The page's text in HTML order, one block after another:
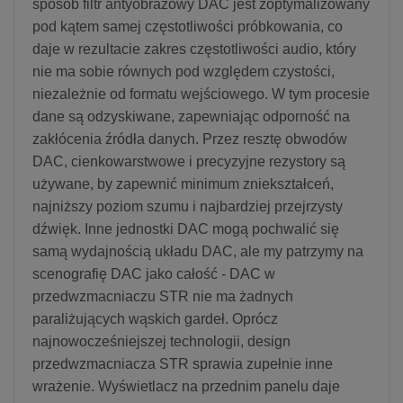
sposób filtr antyobrazowy DAC jest zoptymalizowany
pod kątem samej częstotliwości próbkowania, co
daje w rezultacie zakres częstotliwości audio, który
nie ma sobie równych pod względem czystości,
niezależnie od formatu wejściowego. W tym procesie
dane są odzyskiwane, zapewniając odporność na
zakłócenia źródła danych. Przez resztę obwodów
DAC, cienkowarstwowe i precyzyjne rezystory są
używane, by zapewnić minimum zniekształceń,
najniższy poziom szumu i najbardziej przejrzysty
dźwięk. Inne jednostki DAC mogą pochwalić się
samą wydajnością układu DAC, ale my patrzymy na
scenografię DAC jako całość - DAC w
przedwzmacniaczu STR nie ma żadnych
paraliżujących wąskich gardeł. Oprócz
najnowocześniejszej technologii, design
przedwzmacniacza STR sprawia zupełnie inne
wrażenie. Wyświetlacz na przednim panelu daje